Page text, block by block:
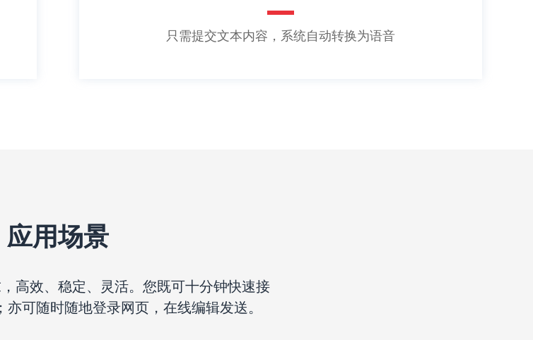
只需提交文本内容，系统自动转换为语音
应用场景
高效、稳定、灵活。您既可十分钟快速接
亦可随时随地登录网页，在线编辑发送。